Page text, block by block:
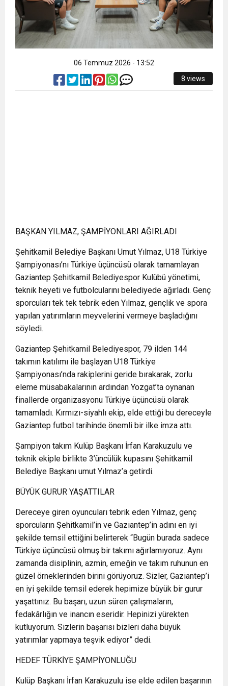
06 Temmuz 2026 - 13:52
8 views
BAŞKAN YILMAZ, ŞAMPİYONLARI AĞIRLADI
Şehitkamil Belediye Başkanı Umut Yılmaz, U18 Türkiye
Şampiyonası’nı Türkiye üçüncüsü olarak tamamlayan
Gaziantep Şehitkamil Belediyespor Kulübü yönetimi,
teknik heyeti ve futbolcularını belediyede ağırladı. Genç
sporcuları tek tek tebrik eden Yılmaz, gençlik ve spora
yapılan yatırımların meyvelerini vermeye başladığını
söyledi.
Gaziantep Şehitkamil Belediyespor, 79 ilden 144
takımın katılımı ile başlayan U18 Türkiye
Şampiyonası’nda rakiplerini geride bırakarak, zorlu
eleme müsabakalarının ardından Yozgat’ta oynanan
finallerde organizasyonu Türkiye üçüncüsü olarak
tamamladı. Kırmızı-siyahlı ekip, elde ettiği bu dereceyle
Gaziantep futbol tarihinde önemli bir ilke imza attı.
Şampiyon takım Kulüp Başkanı İrfan Karakuzulu ve
teknik ekiple birlikte 3’üncülük kupasını Şehitkamil
Belediye Başkanı umut Yılmaz’a getirdi.
BÜYÜK GURUR YAŞATTILAR
Dereceye giren oyuncuları tebrik eden Yılmaz, genç
sporcuların Şehitkamil’in ve Gaziantep’in adını en iyi
şekilde temsil ettiğini belirterek “Bugün burada sadece
Türkiye üçüncüsü olmuş bir takımı ağırlamıyoruz. Aynı
zamanda disiplinin, azmin, emeğin ve takım ruhunun en
güzel örneklerinden birini görüyoruz. Sizler, Gaziantep’i
en iyi şekilde temsil ederek hepimize büyük bir gurur
yaşattınız. Bu başarı, uzun süren çalışmaların,
fedakârlığın ve inancın eseridir. Hepinizi yürekten
kutluyorum. Sizlerin başarısı bizleri daha büyük
yatırımlar yapmaya teşvik ediyor” dedi.
HEDEF TÜRKİYE ŞAMPİYONLUĞU
Kulüp Başkanı İrfan Karakuzulu ise elde edilen başarının